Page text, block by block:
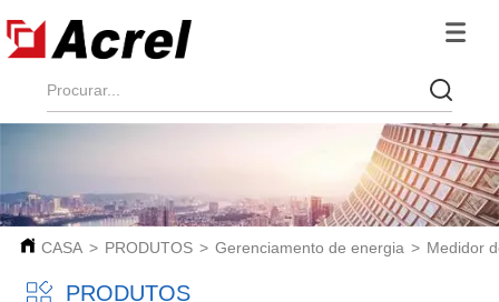
CASA > PRODUTOS > Gerenciamento de energia > Medidor
PRODUTOS